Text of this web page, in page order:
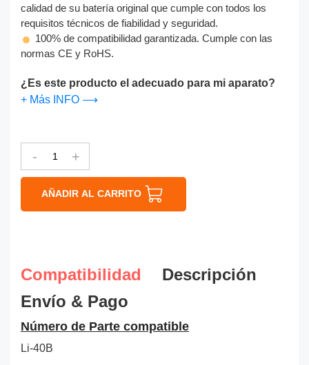
calidad de su batería original que cumple con todos los
requisitos técnicos de fiabilidad y seguridad.
100% de compatibilidad garantizada. Cumple con las
normas CE y RoHS.
¿Es este producto el adecuado para mi aparato?
+ Más INFO ⟶
- +
AÑADIR AL CARRITO
Compatibilidad
Descripción
Envío & Pago
Número de Parte compatible
Li-40B